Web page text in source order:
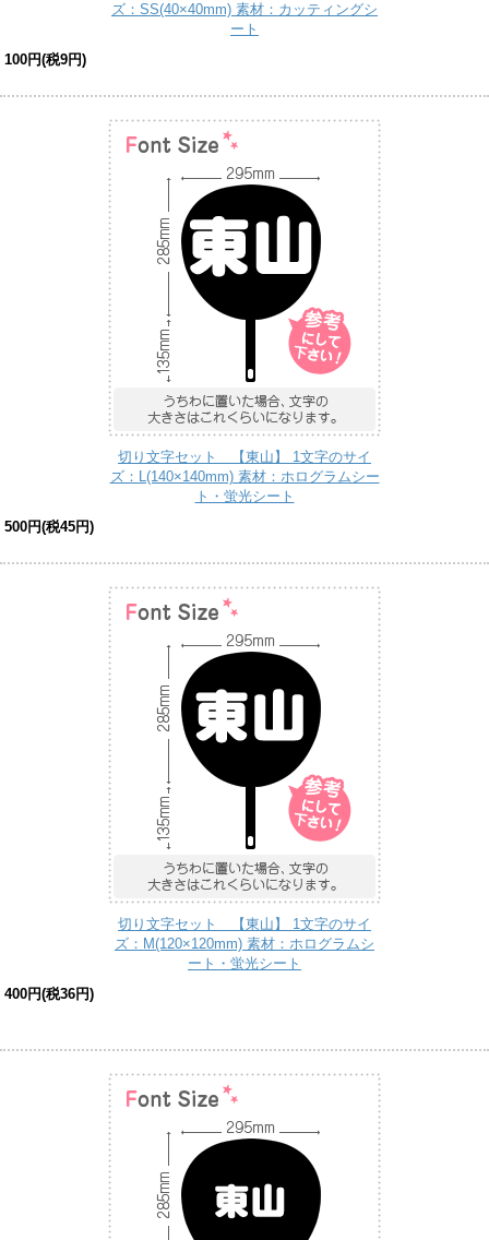
ズ：SS(40×40mm) 素材：カッティングシ
ート
100円(税9円)
切り文字セット 【東山】 1文字のサイ
ズ：L(140×140mm) 素材：ホログラムシー
ト・蛍光シート
500円(税45円)
切り文字セット 【東山】 1文字のサイ
ズ：M(120×120mm) 素材：ホログラムシ
ート・蛍光シート
400円(税36円)